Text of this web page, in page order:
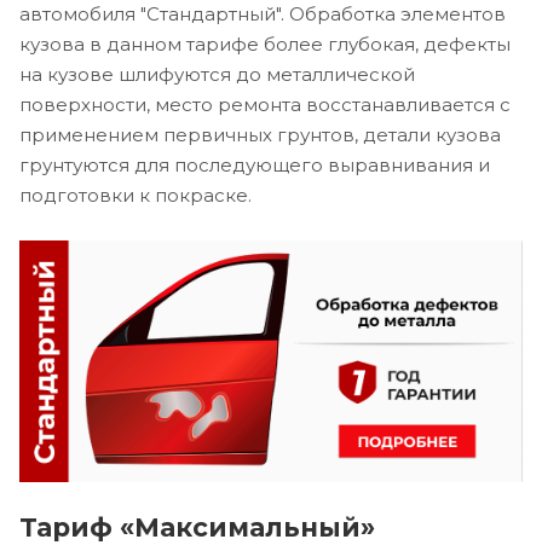
автомобиля "Стандартный". Обработка элементов
кузова в данном тарифе более глубокая, дефекты
на кузове шлифуются до металлической
поверхности, место ремонта восстанавливается с
применением первичных грунтов, детали кузова
грунтуются для последующего выравнивания и
подготовки к покраске.
Тариф «Максимальный»